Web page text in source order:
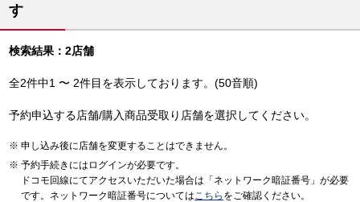
す
検索結果：2店舗
全2件中1 〜 2件目を表示しております。(50音順)
予約申込する店舗/購入商品受取り店舗を選択してください。
申し込み後に店舗を変更することはできません。
予約手続きにはログインが必要です。
ドコモ回線にてアクセスいただいた場合は「ネットワーク暗証番号」が必要
です。ネットワーク暗証番号についてはこちら をご確認ください。